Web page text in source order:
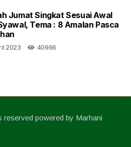
Jumat Singkat Sesuai Awal
Tema : 8 Amalan Pasca
2023 40966
powered by Marhani